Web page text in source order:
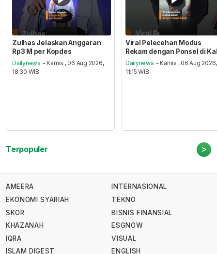
Zulhas Jelaskan Anggaran
Rp3 M per Kopdes
Dailynews - Kamis , 06 Aug 2026,
18:30 WIB
Viral Pelecehan Modus
Rekam dengan Ponsel di
Dailynews - Kamis , 06 Aug 2026,
11:15 WIB
Terpopuler >
AMEERA
EKONOMI SYARIAH
SKOR
KHAZANAH
IQRA
ISLAM DIGEST
INTERNASIONAL
TEKNO
BISNIS FINANSIAL
ESGNOW
VISUAL
ENGLISH